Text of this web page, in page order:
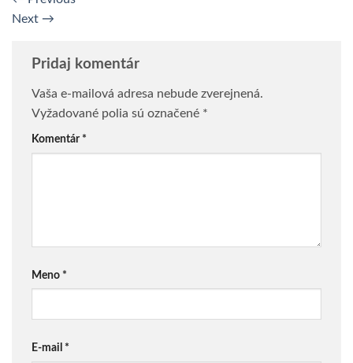
Next →
Pridaj komentár
Vaša e-mailová adresa nebude zverejnená.
Vyžadované polia sú označené *
Komentár *
Meno *
E-mail *